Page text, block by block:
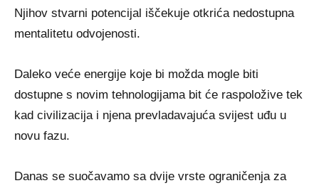
Njihov stvarni potencijal iščekuje otkrića nedostupna
mentalitetu odvojenosti.
Daleko veće energije koje bi možda mogle biti
dostupne s novim tehnologijama bit će raspoložive tek
kad civilizacija i njena prevladavajuća svijest uđu u
novu fazu.
Danas se suočavamo sa dvije vrste ograničenja za